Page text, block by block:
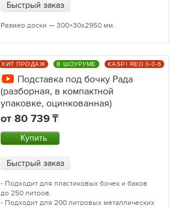
Быстрый заказ
Размер доски — 300×30х2950 мм.
Подставка под бочку Рада
(разборная, в компактной
упаковке, оцинкованная)
от 80 739
Купить
Быстрый заказ
- Подходит для пластиковых бочек и баков
до 250 литров.
- Подходит для 200 литровых металлических
ХИТ ПРОДАЖ В ШОУРУМЕ KASPI RED 0-0-6